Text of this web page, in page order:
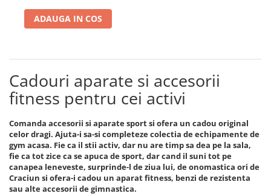
ADAUGA IN COS
Cadouri aparate si accesorii
fitness pentru cei activi
Comanda accesorii si aparate sport si ofera un cadou original
celor dragi. Ajuta-i sa-si completeze colectia de echipamente de
gym acasa. Fie ca il stii activ, dar nu are timp sa dea pe la sala,
fie ca tot zice ca se apuca de sport, dar cand il suni tot pe
canapea leneveste, surprinde-l de ziua lui, de onomastica ori de
Craciun si ofera-i cadou un aparat fitness, benzi de rezistenta
sau alte accesorii de gimnastica.